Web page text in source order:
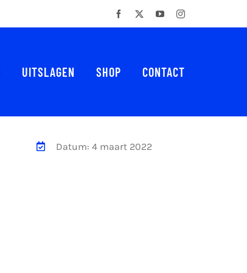
Facebook YouTubeInstagram
UITSLAGEN SHOP CONTACT
Datum: 4 maart 2022